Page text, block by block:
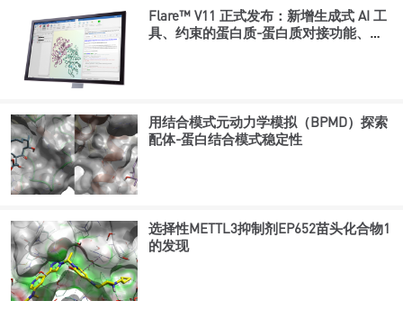
Flare™ V11 正式发布：新增生成式 AI 工
具、约束的蛋白质-蛋白质对接功能、分
用结合模式元动力学模拟（BPMD）探索
配体-蛋白结合模式稳定性
选择性METTL3抑制剂EP652苗头化合物1
的发现